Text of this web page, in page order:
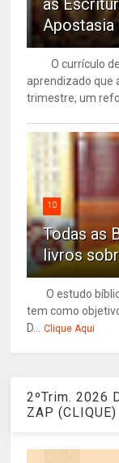
às
O currículo de
aprendizado que
trimestre, um
10
Todas as
livros
O estudo
tem como
D... Clique Aqui
2ºTrim. 2026
ZAP (CLIQUE)